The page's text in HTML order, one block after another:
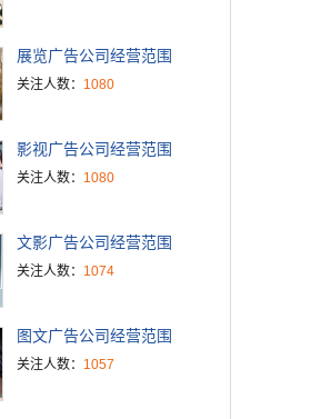
展览广告公司经营范围
关注人数： 1080
影视广告公司经营范围
关注人数： 1080
文影广告公司经营范围
关注人数： 1074
图文广告公司经营范围
关注人数： 1057